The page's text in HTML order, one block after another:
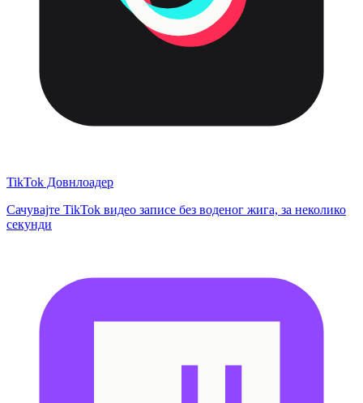
TikTok Довнлоадер
Сачувајте TikTok видео записе без воденог жига, за неколико
секунди